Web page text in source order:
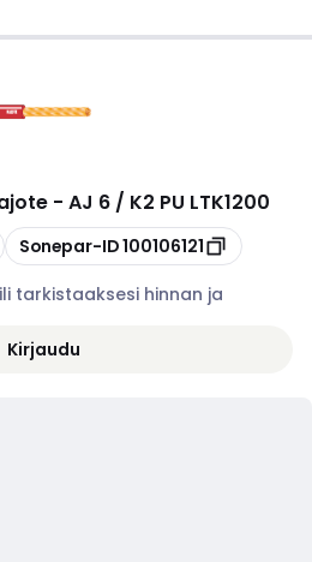
- AJ 6 / K2 PU LTK1200
Kopioi
Sonepar-ID100106121
tarkistaaksesi hinnan ja
Kirjaudu